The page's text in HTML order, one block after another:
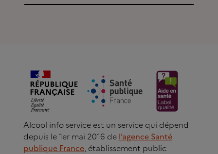
Alcool info service est un service qui dépend
depuis le 1er mai 2016 de l’agence Santé
publique France, établissement public